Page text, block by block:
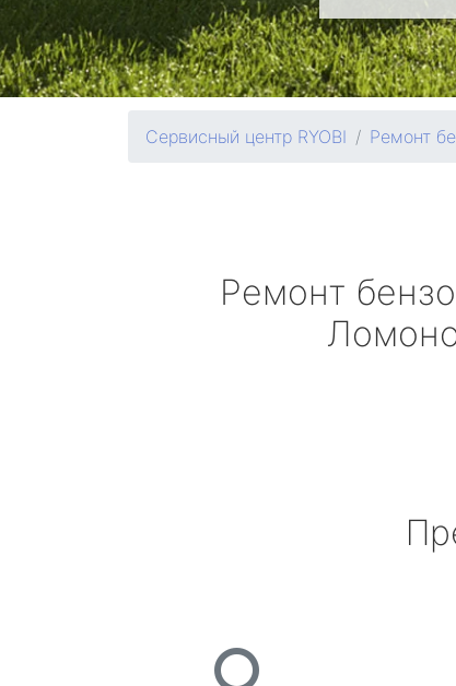
Сервисный центр RYOBI Ремонт
Ремонт